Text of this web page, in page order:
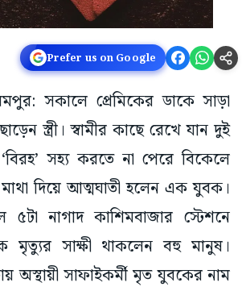
Prefer us on Google
সকালে প্রেমিকের ডাকে সাড়া
স্ত্রী। স্বামীর কাছে রেখে যান দুই
‘বিরহ’ সহ্য করতে না পেরে বিকেলে
দিয়ে আত্মঘাতী হলেন এক যুবক।
৫টা নাগাদ কাশিমবাজার স্টেশনে
মৃত্যুর সাক্ষী থাকলেন বহু মানুষ।
অস্থায়ী সাফাইকর্মী মৃত যুবকের নাম